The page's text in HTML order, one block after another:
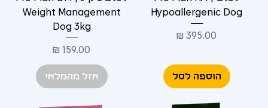
Hypoallergenic Dog
מחיר
הוספה לסל
Weight Management
Dog 3kg
מחיר
אזל מהמלאי